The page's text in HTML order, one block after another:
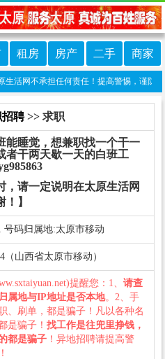
租房 房产 二手 商家
网不承担任何责任！提高警惕，谨防诈
聘>> 求职
能睡觉，想兼职找一个干一
者干两天歇一天的白班工
，请一定说明在太原生活网
】
号码归属地:太原市移动
（山西省太原市移动）
提醒您：1、 请查
属地与IP地址是否本地。2、手
、刷单，都是骗子！凡以各种名
是骗子！ 找工作是往兜里挣钱，
都是骗子 ！异地招聘请提高警